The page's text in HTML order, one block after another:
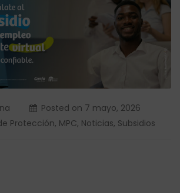
Posted on 7 mayo, 2026
Protección, MPC, Noticias, Subsidios